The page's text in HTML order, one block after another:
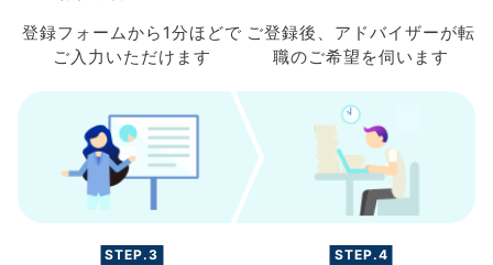
登録フォームから 1分ほどで
ご入力 いただけます
ご登録後、 アドバイザーが転
職のご希望を伺います
STEP.3 STEP.4